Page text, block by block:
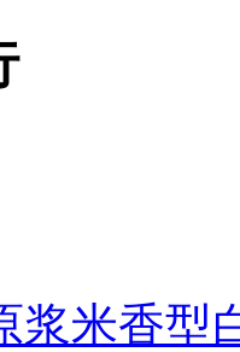
浆米香型